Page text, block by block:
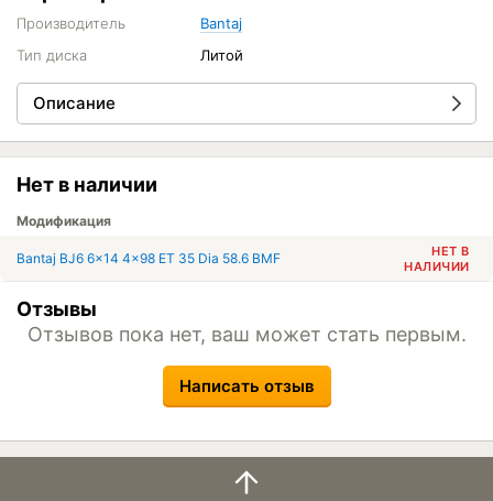
Производитель
Bantaj
Тип диска
Литой
Описание
Нет в наличии
Модификация
Bantaj BJ6 6x14 4x98 ET 35 Dia 58.6 BMF
НЕТ В
НАЛИЧИИ
Отзывы
Отзывов пока нет, ваш может стать первым.
Написать отзыв